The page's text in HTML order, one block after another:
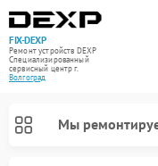
FIX-DEXP
Ремонт устройств DEXP
Специализированный
cервисный центр г.
Волгоград
Мы